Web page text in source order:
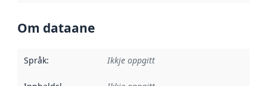
Om dataane
Språk: Ikkje oppgitt